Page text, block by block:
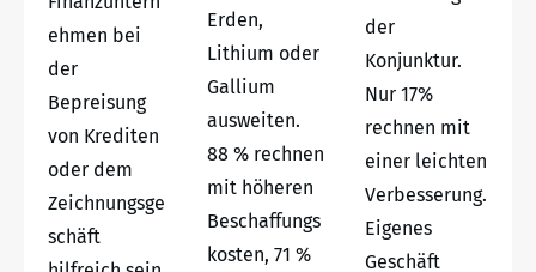
ehmen bei
der
Bepreisung
von Krediten
oder dem
Zeichnungsge
schäft
Erden,
Lithium oder
Gallium
ausweiten.
88 % rechnen
mit höheren
Beschaffungs
kosten, 71 %
der
Konjunktur.
Nur 17%
rechnen mit
einer leichten
Verbesserung.
Eigenes
Geschäft